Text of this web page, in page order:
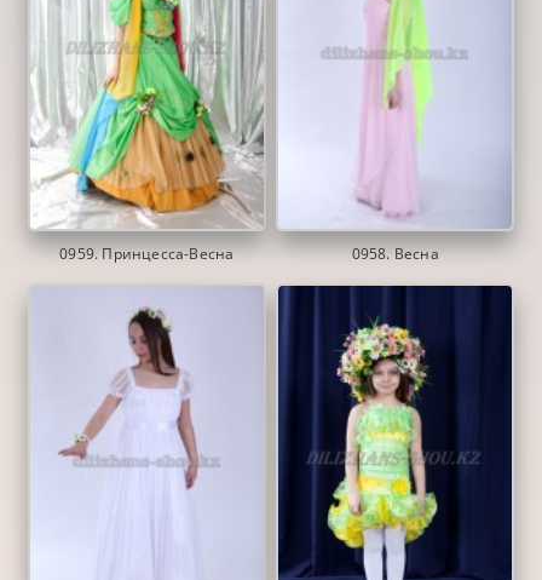
0959. Принцесса-Весна 0958. Весна